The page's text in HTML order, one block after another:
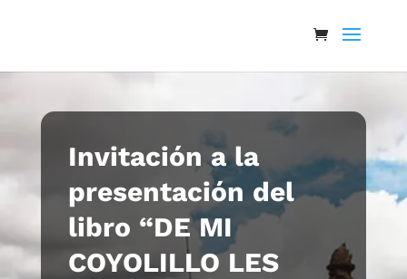
Invitación a la
presentación del
libro “DE MI
COYOLILLO LES